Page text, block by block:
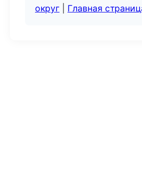
округ
Главная